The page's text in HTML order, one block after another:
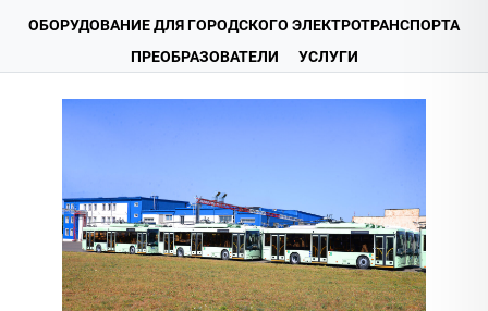
ОБОРУДОВАНИЕ ДЛЯ ГОРОДСКОГО ЭЛЕКТРОТРАНСПОРТА
ПРЕОБРАЗОВАТЕЛИ
УСЛУГИ